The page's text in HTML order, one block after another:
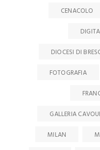
CENACOLO
DIOCESI DI
FOTOGRAFIA
GALLERIA
MILAN